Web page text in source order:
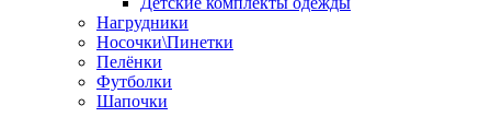
Нагрудники
Носочки\Пинетки
Пелёнки
Футболки
Шапочки